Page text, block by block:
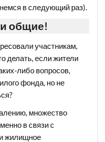
в следующий раз).
общие!
участникам,
делать, если жители
либо вопросов,
фонда, но не
множество
в связи с
жилищное